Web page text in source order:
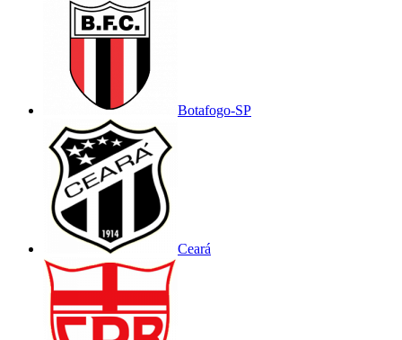
Botafogo-SP
Ceará